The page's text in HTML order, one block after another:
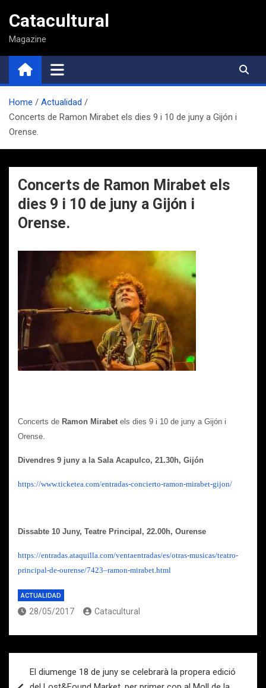
contenido
Catacultural
Magazine
Home
Actualidad
Concerts de Ramon Mirabet els dies 9 i 10 de juny a Gijón i
Orense.
Concerts de Ramon Mirabet els
dies 9 i 10 de juny a Gijón i
Orense.
Concerts de Ramon Mirabet els dies 9 i 10 de juny a Gijón i
Orense.
Divendres 9 juny a la Sala Acapulco, 21.30h, Gijón
https://www.ticketea.com/entradas-concierto-ramon-mirabet-gijon/
Dissabte 10 Juny, Teatre Principal, 22.00h, Ourense
https://entradas.ataquilla.com/ventaentradas/es/otras-musicas/teatro-
principal-de-ourense/7423–ramon-mirabet.html
ACTUALIDAD
28/05/2017 Catacultural
de
El diumenge 18 de juny se celebrarà la propera edició